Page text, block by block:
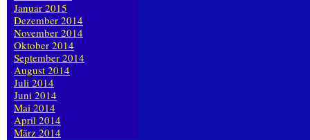
Januar 2015
Dezember 2014
November 2014
Oktober 2014
September 2014
August 2014
Juli 2014
Juni 2014
Mai 2014
April 2014
März 2014